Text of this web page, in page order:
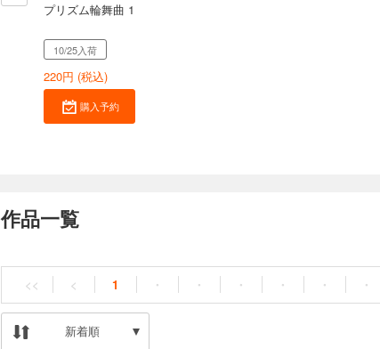
プリズム輪舞曲 1
10/25入荷
220円 (税込)
購入予約
作品一覧
<< < 1 ・ ・ ・ ・ ・ ・
新着順